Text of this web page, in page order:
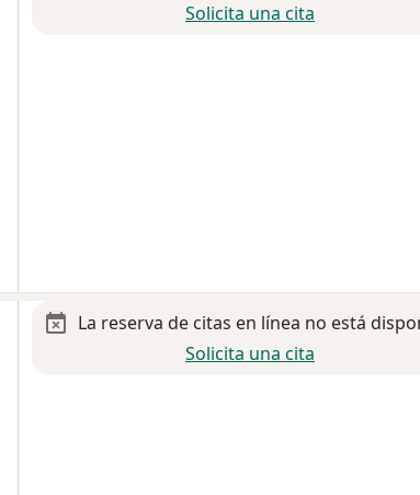
Solicita una cita
La reserva de citas en línea no está
Solicita una cita